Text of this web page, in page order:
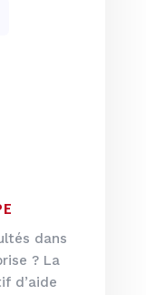
dans
? La
d’aide